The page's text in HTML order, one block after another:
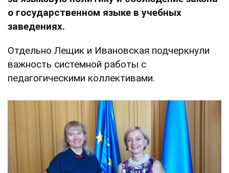
о государственном языке в учебных
заведениях.
Отдельно Лещик и Ивановская подчеркнули
важность системной работы с
педагогическими коллективами.